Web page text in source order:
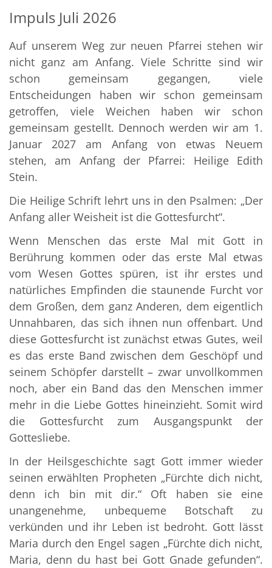
Impuls Juli 2026
Auf unserem Weg zur neuen Pfarrei stehen wir
nicht ganz am Anfang. Viele Schritte sind wir
schon gemeinsam gegangen, viele
Entscheidungen haben wir schon gemeinsam
getroffen, viele Weichen haben wir schon
gemeinsam gestellt. Dennoch werden wir am 1.
Januar 2027 am Anfang von etwas Neuem
stehen, am Anfang der Pfarrei: Heilige Edith
Stein.
Die Heilige Schrift lehrt uns in den Psalmen: „Der
Anfang aller Weisheit ist die Gottesfurcht“.
Wenn Menschen das erste Mal mit Gott in
Berührung kommen oder das erste Mal etwas
vom Wesen Gottes spüren, ist ihr erstes und
natürliches Empfinden die staunende Furcht vor
dem Großen, dem ganz Anderen, dem eigentlich
Unnahbaren, das sich ihnen nun offenbart. Und
diese Gottesfurcht ist zunächst etwas Gutes, weil
es das erste Band zwischen dem Geschöpf und
seinem Schöpfer darstellt – zwar unvollkommen
noch, aber ein Band das den Menschen immer
mehr in die Liebe Gottes hineinzieht. Somit wird
die Gottesfurcht zum Ausgangspunkt der
Gottesliebe.
In der Heilsgeschichte sagt Gott immer wieder
seinen erwählten Propheten „Fürchte dich nicht,
denn ich bin mit dir.“ Oft haben sie eine
unangenehme, unbequeme Botschaft zu
verkünden und ihr Leben ist bedroht. Gott lässt
Maria durch den Engel sagen „Fürchte dich nicht,
Maria, denn du hast bei Gott Gnade gefunden“.